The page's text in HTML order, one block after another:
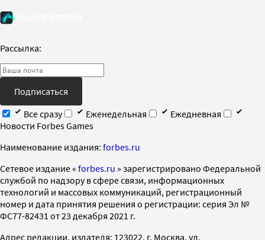
Рассылка:
Подписаться
Все сразу
Еженедельная
Ежедневная
Новости Forbes Games
Наименование издания: forbes.ru
Cетевое издание « forbes.ru » зарегистрировано Федеральной
службой по надзору в сфере связи, информационных
технологий и массовых коммуникаций, регистрационный
номер и дата принятия решения о регистрации: серия Эл №
ФС77-82431 от 23 декабря 2021 г.
Адрес редакции, издателя: 123022, г. Москва, ул.